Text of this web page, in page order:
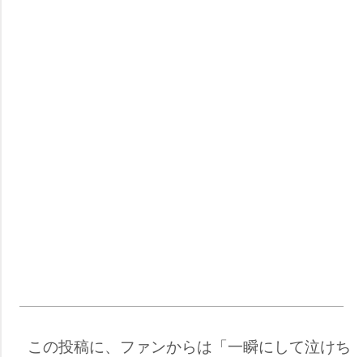
この投稿に、ファンからは「一瞬にして泣けち